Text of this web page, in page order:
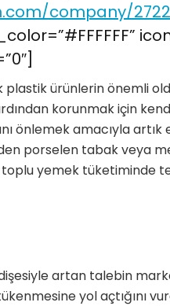
company/
plastik ürünlerin önemli
korunmak için
önlemek amacıyla
porselen tabak veya
yemek tüketiminde
artan talebin
yol açtığını